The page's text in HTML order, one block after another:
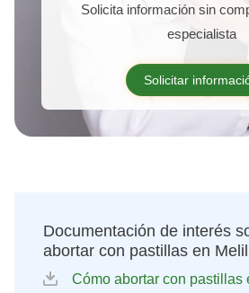
Solicita información sin
especialista
Solicitar
Documentación de interés
abortar con pastillas en
Cómo abortar con pastillas